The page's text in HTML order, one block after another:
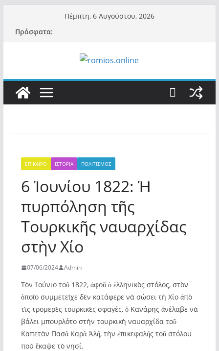
περιεχόμενο
Πέμπτη, 6 Αυγούστου, 2026
Πρόσφατα:
ΕΠΙΚΑΙΡΟ ΙΣΤΟΡΙΑ ΠΟΛΙΤΙΣΜΟΣ
6 Ἰουνίου 1822: Ἡ
πυρπόληση τῆς
Τουρκικῆς ναυαρχίδας
στὴν Χίο
07/06/2024 Admin
Τὸν Ἰούνιο τοῦ 1822, ἀφοῦ ὁ ἑλληνικὸς στόλος, στὸν
ὁποῖο συμμετεῖχε δὲν κατάφερε νὰ σώσει τὴ Χίο ἀπὸ
τὶς τρομερὲς τουρκικὲς σφαγές, ὁ Κανάρης ἀνέλαβε νὰ
βάλει μπουρλότο στὴν τουρκικὴ ναυαρχίδα τοῦ
Καπετὰν Πασᾶ Καρᾶ Ἀλῆ, τὴν ἐπικεφαλῆς τοῦ στόλου
ποὺ ἔκαψε τὸ νησί.